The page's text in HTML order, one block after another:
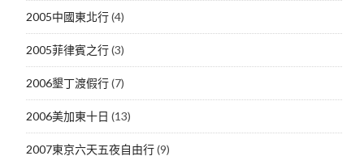
2005中國東北行(4)
2005菲律賓之行(3)
2006墾丁渡假行(7)
2006美加東十日 (13)
2007東京六天五夜自由行(9)